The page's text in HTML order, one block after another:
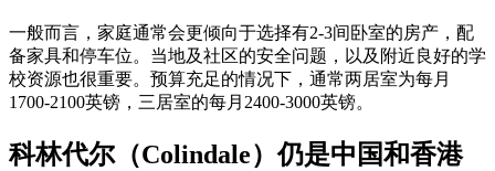
一般而言，家庭通常会更倾向于选择有2-3间卧室的房产，配
备家具和停车位。当地及社区的安全问题，以及附近良好的学
校资源也很重要。预算充足的情况下，通常两居室为每月
1700-2100英镑，三居室的每月2400-3000英镑。
科林代尔（Colindale）仍是中国和香港